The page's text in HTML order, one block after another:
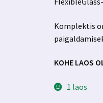
Komplektis
KOHE LAOS
1 laos